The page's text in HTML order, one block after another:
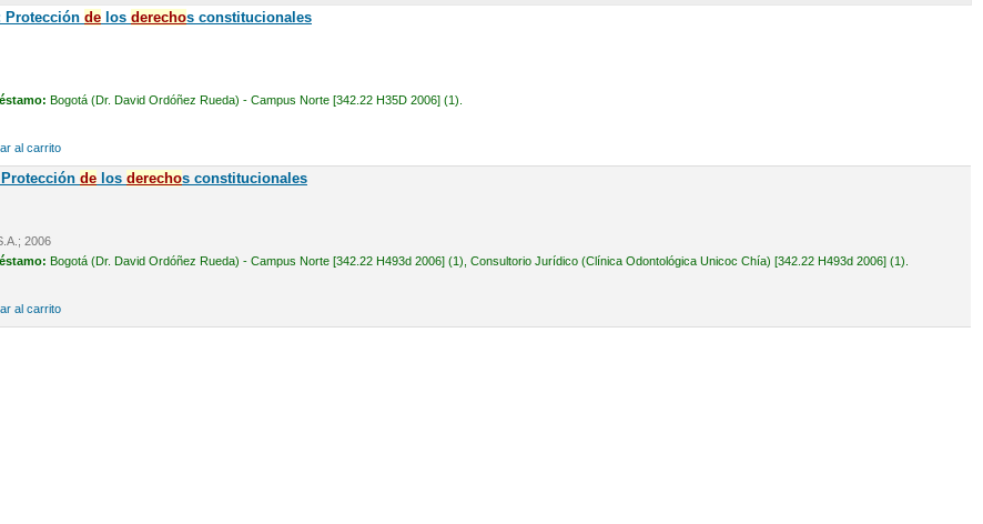
delos derechos constitucionales
Bogotá (Dr. David Ordóñez Rueda) - Campus Norte [342.22 H35D 2006] (1).
al carrito
delos derechos constitucionales
2006
Bogotá (Dr. David Ordóñez Rueda) - Campus Norte [342.22 H493d 2006] (1), Consultorio Jurídico (Clínica Odontológica Unicoc Chía) [342.22 H493d 2006] (1).
al carrito